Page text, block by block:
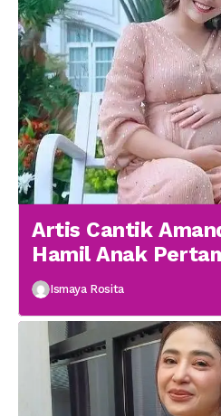
Artis Cantik
Hamil Anak
menikah
Ismaya Rosita